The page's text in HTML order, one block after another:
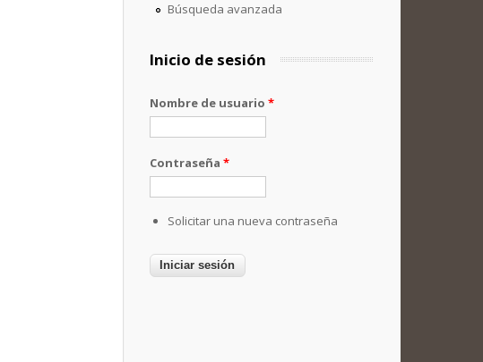
Búsqueda avanzada
Inicio de sesión
Nombre de usuario *
Contraseña *
Solicitar una nueva contraseña